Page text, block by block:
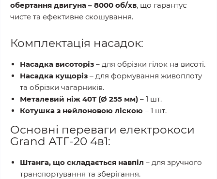
обертання двигуна – 8000 об/хв, що гарантує
чисте та ефективне скошування.
Комплектація насадок:
Насадка висоторіз – для обрізки гілок на висоті.
Насадка кущоріз – для формування живоплоту
та обрізки чагарників.
Металевий ніж 40T (Ø 255 мм) – 1 шт.
Котушка з нейлоновою ліскою – 1 шт.
Основні переваги електрокоси
Grand АТГ-20 4в1:
Штанга, що складається навпіл – для зручного
транспортування та зберігання.